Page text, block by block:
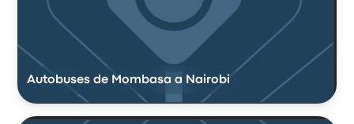
Autobuses de Mombasa a Nairobi